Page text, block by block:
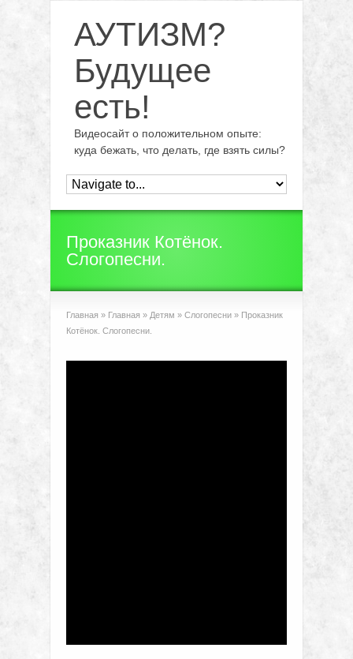
АУТИЗМ?
Будущее
есть!
Видеосайт о положительном опыте:
куда бежать, что делать, где взять силы?
Проказник Котёнок.
Слогопесни.
Главная » Главная » Детям » Слогопесни » Проказник
Котёнок. Слогопесни.